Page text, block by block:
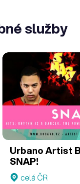
služby
Urbano Artist
SNAP!
celá ČR